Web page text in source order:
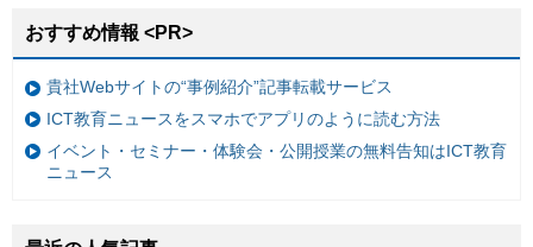
おすすめ情報 <PR>
貴社Webサイトの“事例紹介”記事転載サービス
ICT教育ニュースをスマホでアプリのように読む方法
イベント・セミナー・体験会・公開授業の無料告知はICT教育
ニュース